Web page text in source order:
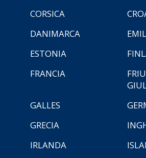
CORSICA
DANIMARCA
ESTONIA
FRANCIA
GALLES
GRECIA
IRLANDA